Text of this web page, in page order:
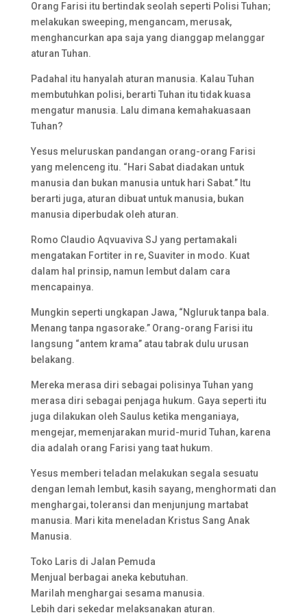
Orang Farisi itu bertindak seolah seperti Polisi Tuhan;
melakukan sweeping, mengancam, merusak,
menghancurkan apa saja yang dianggap melanggar
aturan Tuhan.
Padahal itu hanyalah aturan manusia. Kalau Tuhan
membutuhkan polisi, berarti Tuhan itu tidak kuasa
mengatur manusia. Lalu dimana kemahakuasaan
Tuhan?
Yesus meluruskan pandangan orang-orang Farisi
yang melenceng itu. “Hari Sabat diadakan untuk
manusia dan bukan manusia untuk hari Sabat.” Itu
berarti juga, aturan dibuat untuk manusia, bukan
manusia diperbudak oleh aturan.
Romo Claudio Aqvuaviva SJ yang pertamakali
mengatakan Fortiter in re, Suaviter in modo. Kuat
dalam hal prinsip, namun lembut dalam cara
mencapainya.
Mungkin seperti ungkapan Jawa, “Ngluruk tanpa bala.
Menang tanpa ngasorake.” Orang-orang Farisi itu
langsung “antem krama” atau tabrak dulu urusan
belakang.
Mereka merasa diri sebagai polisinya Tuhan yang
merasa diri sebagai penjaga hukum. Gaya seperti itu
juga dilakukan oleh Saulus ketika menganiaya,
mengejar, memenjarakan murid-murid Tuhan, karena
dia adalah orang Farisi yang taat hukum.
Yesus memberi teladan melakukan segala sesuatu
dengan lemah lembut, kasih sayang, menghormati dan
menghargai, toleransi dan menjunjung martabat
manusia. Mari kita meneladan Kristus Sang Anak
Manusia.
Toko Laris di Jalan Pemuda
Menjual berbagai aneka kebutuhan.
Marilah menghargai sesama manusia.
Lebih dari sekedar melaksanakan aturan.